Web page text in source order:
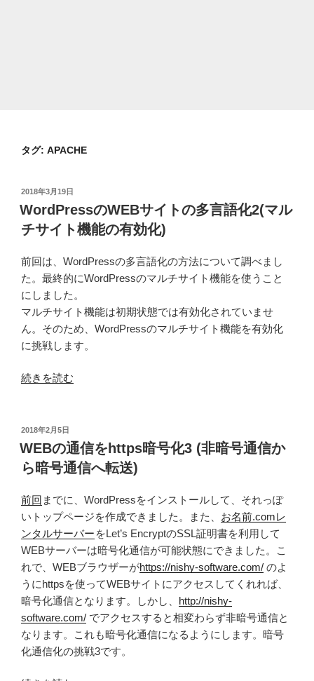
タグ: APACHE
投
稿
日:
2018年3月19日
WordPressのWEBサイトの多言語化2(マル
チサイト機能の有効化)
前回は、WordPressの多言語化の方法について調べまし
た。最終的にWordPressのマルチサイト機能を使うこと
にしました。
マルチサイト機能は初期状態では有効化されていませ
ん。そのため、WordPressのマルチサイト機能を有効化
に挑戦します。
“WordPress
サ
イ
ト
の
多
言
語
化
2(マ
ル
チ
イ
ト
続きを読む
投
稿
日:
2018年2月5日
WEBの通信をhttps暗号化3 (非暗号通信か
ら暗号通信へ転送)
前回 までに、WordPressをインストールして、それっぽ
いトップページを作成できました。また、 お名前.comレ
ンタルサーバー をLet’s EncryptのSSL証明書を利用して
WEBサーバーは暗号化通信が可能状態にできました。こ
れで、WEBブラウザーがhttps://nishy-software.com/ のよ
うにhttpsを使ってWEBサイトにアクセスしてくれれば、
暗号化通信となります。しかし、 http://nishy-
software.com/ でアクセスすると相変わらず非暗号通信と
なります。これも暗号化通信になるようにします。暗号
化通信化の挑戦3です。